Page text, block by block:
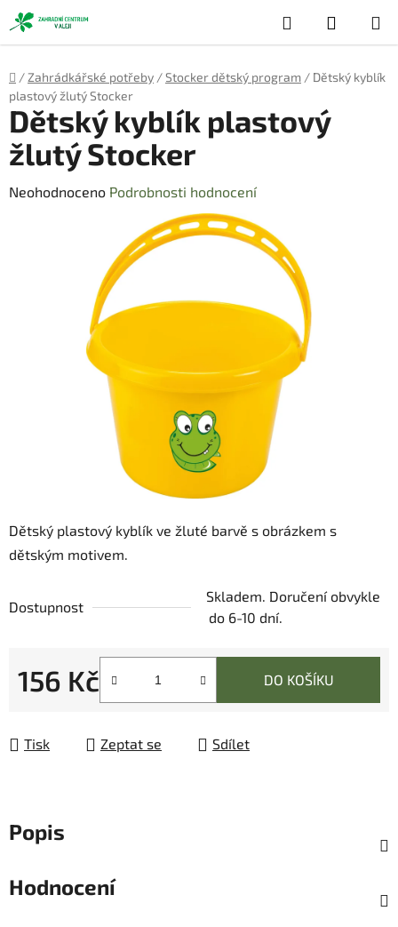
Přejít
na
obsah
Hledat
KOŠÍK
Domů
/ Zahrádkářské potřeby /Stocker dětský program / Dětský kyblík
plastový žlutý Stocker
Dětský plastový kyblík ve žluté barvě s obrázkem s
dětským motivem.
Dostupnost
Skladem. Doručení obvykle
do 6-10 dní.
156 Kč DO KOŠÍKU
Tisk Zeptat se Sdílet
Dětský kyblík plastový
žlutý Stocker
Průměrné
Neohodnoceno Podrobnosti hodnocení
Popis
Hodnocení